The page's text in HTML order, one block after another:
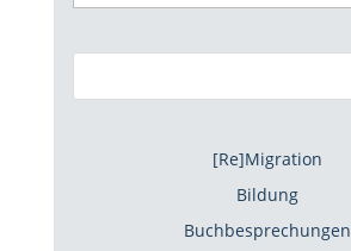
[Re]Migration
Bildung
Buchbesprechungen